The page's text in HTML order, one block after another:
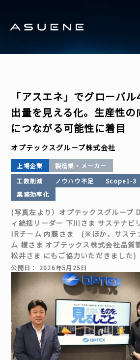
「アスエネ」でグローバ
出量を見える化。生産性
につながる可能性に着目
オプテックスグループ株式会社
上場企業
製造業・メーカー
工数削減
ノウハウ不足 Scope1-3
業務効率化
(写真左より）オプテックスグループ
ィ統括リーダー 下川さま サステナビ
IRチーム 内藤さま (※ほか、サステ
ム 榎さま オプテックス株式会社品質
松井さま にもご協力いただきました)
公開日： 2026年5月25日